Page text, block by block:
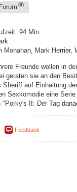
Forum (0)
94 Min.
Monahan, Mark Herrier,
Freunde wollen in
geraten sie an den
Sheriff auf Einhaltung
Sexkomödie eine
"Porky's II: Der Tag
Feedback